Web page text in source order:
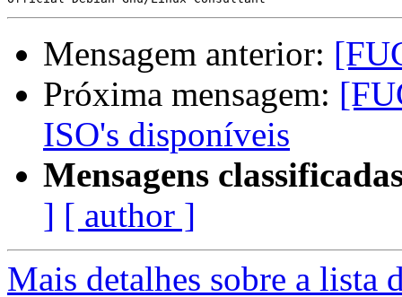
Mensagem anterior:
Próxima mensagem:
ISO's disponíveis
Mensagens
] [ author ]
Mais detalhes sobre a lista